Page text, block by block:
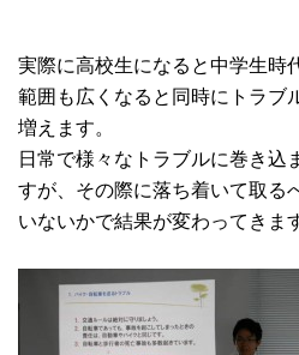
実際に高校生になると中学生時
範囲も広くなると同時にトラブ
増えます。
日常で様々なトラブルに巻き込
すが、その際に落ち着いて取る
いないかで結果が変わってきま